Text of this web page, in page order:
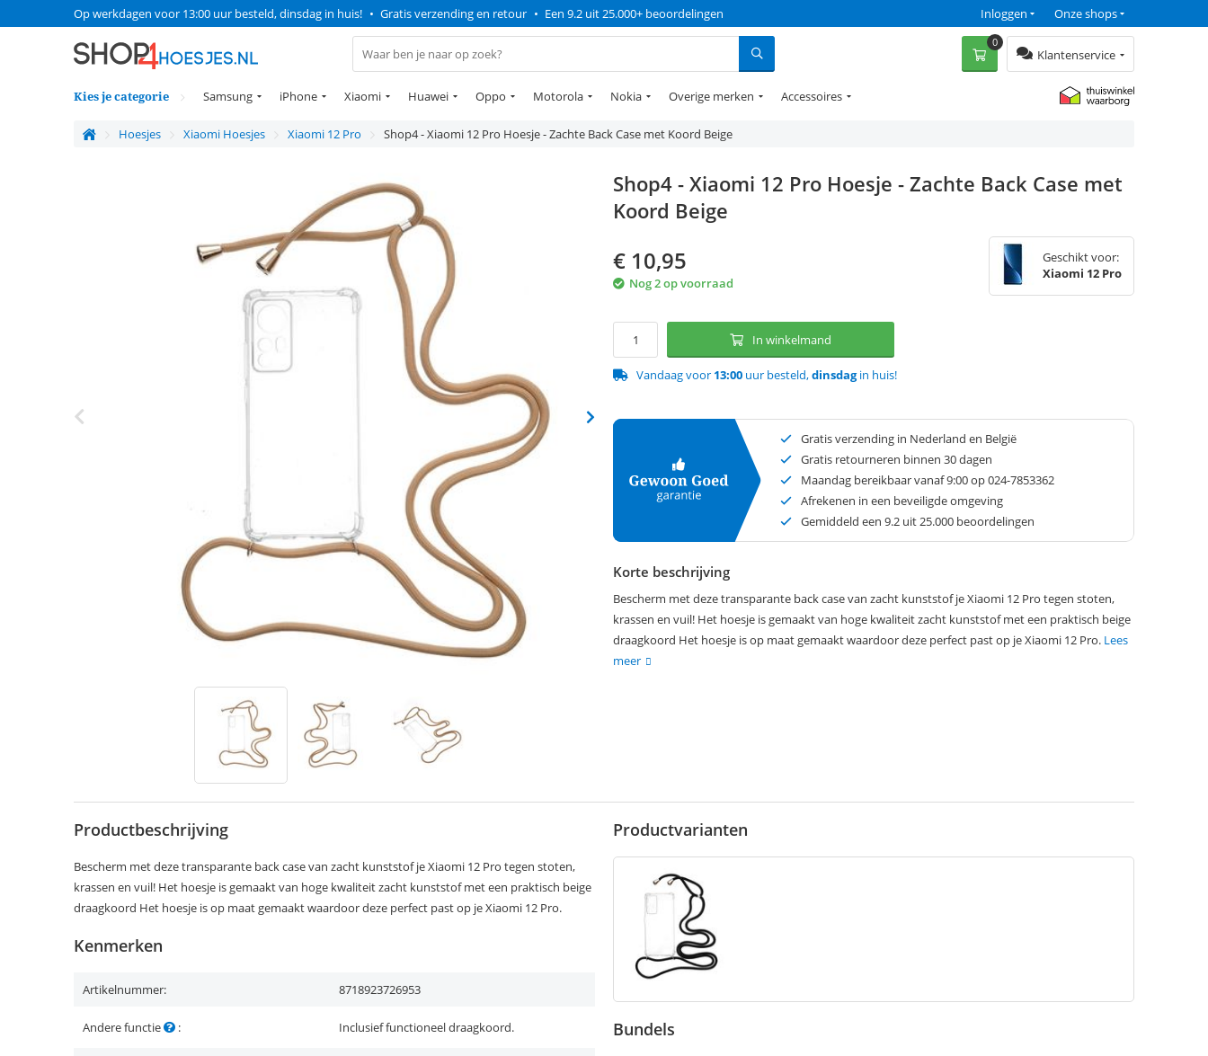
Op werkdagen voor 13:00 uur besteld, dinsdag in huis! • Gratis verzending en retour • Een 9.2 uit 25.000+ beoordelingen Onze shops
Inloggen
Klantenservice
0
Kies je categorie Samsung iPhone Xiaomi Huawei Oppo Motorola Nokia Overige merken Accessoires
Hoesjes Xiaomi Hoesjes Xiaomi 12 Pro Shop4 - Xiaomi 12 Pro Hoesje - Zachte Back Case met Koord Beige
Shop4 - Xiaomi 12 Pro Hoesje - Zachte Back Case met
Koord Beige
€ 10,95
Nog 2 op voorraad
Geschikt voor:
Xiaomi 12 Pro
In winkelmand
Vandaag voor 13:00 uur besteld,dinsdagin huis!
Gratis verzending in Nederland en België
Gratis retourneren binnen 30 dagen
Maandag bereikbaar vanaf 9:00 op 024-7853362
Afrekenen in een beveiligde omgeving
Gemiddeld een 9.2 uit 25.000 beoordelingen
Korte beschrijving
Bescherm met deze transparante back case van zacht kunststof je Xiaomi 12 Pro tegen stoten,
krassen en vuil! Het hoesje is gemaakt van hoge kwaliteit zacht kunststof met een praktisch beige
draagkoord Het hoesje is op maat gemaakt waardoor deze perfect past op je Xiaomi 12 Pro. Lees
meer
Productbeschrijving
Bescherm met deze transparante back case van zacht kunststof je Xiaomi 12 Pro tegen stoten,
krassen en vuil! Het hoesje is gemaakt van hoge kwaliteit zacht kunststof met een praktisch beige
draagkoord Het hoesje is op maat gemaakt waardoor deze perfect past op je Xiaomi 12 Pro.
Kenmerken
Artikelnummer: 8718923726953
Andere functie : Inclusief functioneel draagkoord.
Productvarianten
Bundels